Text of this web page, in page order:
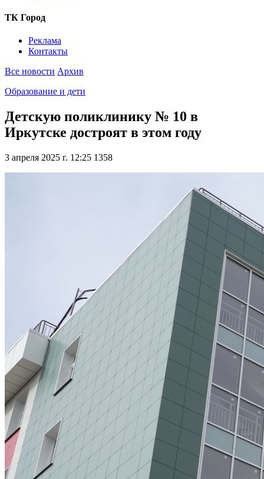
ТК Город
Реклама
Контакты
Все новости Архив
Образование и дети
Детскую поликлинику № 10 в
Иркутске достроят в этом году
3 апреля 2025 г. 12:25 1358